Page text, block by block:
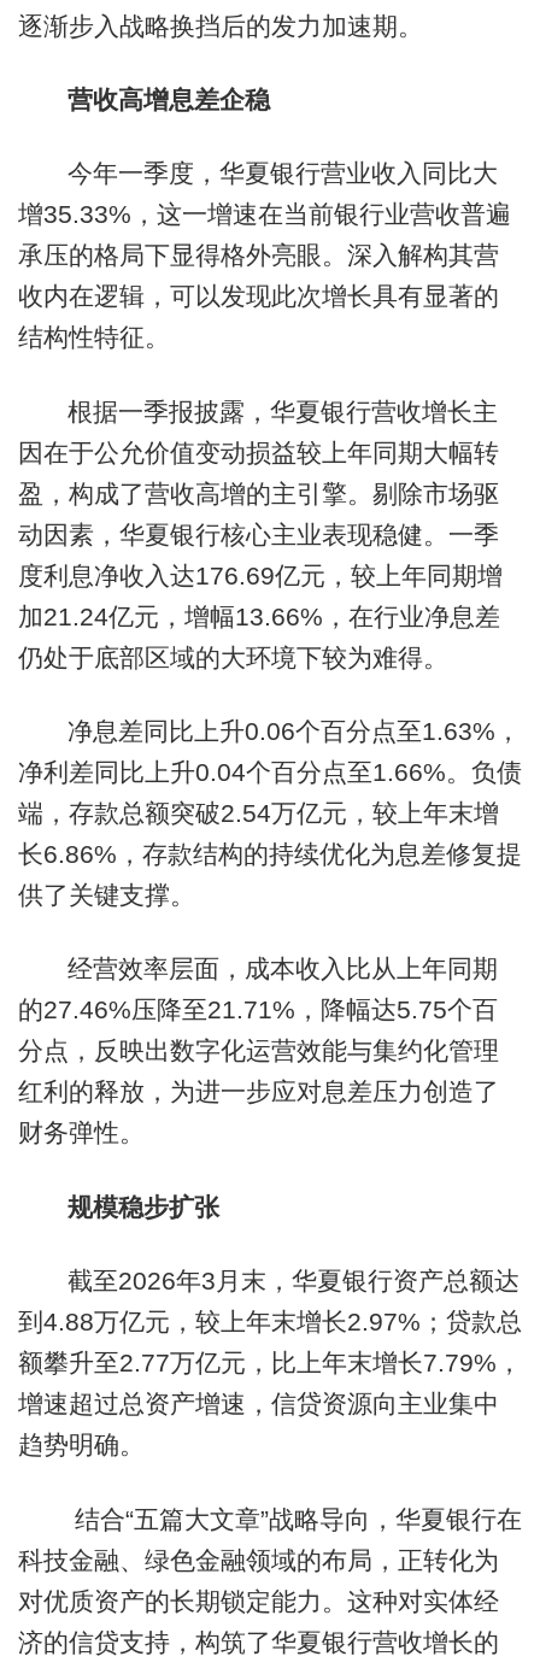
逐渐步入战略换挡后的发力加速期。
营收高增息差企稳
今年一季度，华夏银行营业收入同比大
增35.33%，这一增速在当前银行业营收普遍
承压的格局下显得格外亮眼。深入解构其营
收内在逻辑，可以发现此次增长具有显著的
结构性特征。
根据一季报披露，华夏银行营收增长主
因在于公允价值变动损益较上年同期大幅转
盈，构成了营收高增的主引擎。剔除市场驱
动因素，华夏银行核心主业表现稳健。一季
度利息净收入达176.69亿元，较上年同期增
加21.24亿元，增幅13.66%，在行业净息差
仍处于底部区域的大环境下较为难得。
净息差同比上升0.06个百分点至1.63%，
净利差同比上升0.04个百分点至1.66%。负债
端，存款总额突破2.54万亿元，较上年末增
长6.86%，存款结构的持续优化为息差修复提
供了关键支撑。
经营效率层面，成本收入比从上年同期
的27.46%压降至21.71%，降幅达5.75个百
分点，反映出数字化运营效能与集约化管理
红利的释放，为进一步应对息差压力创造了
财务弹性。
规模稳步扩张
截至2026年3月末，华夏银行资产总额达
到4.88万亿元，较上年末增长2.97%；贷款总
额攀升至2.77万亿元，比上年末增长7.79%，
增速超过总资产增速，信贷资源向主业集中
趋势明确。
结合“五篇大文章”战略导向，华夏银行在
科技金融、绿色金融领域的布局，正转化为
对优质资产的长期锁定能力。这种对实体经
济的信贷支持，构筑了华夏银行营收增长的